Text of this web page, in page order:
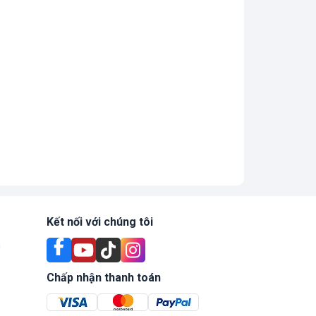
Kết nối với chúng tôi
Chấp nhận thanh toán